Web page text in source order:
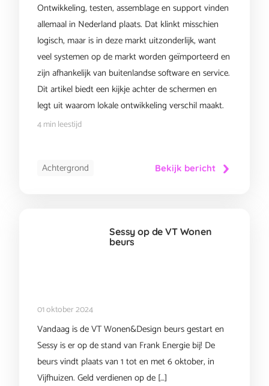
Ontwikkeling, testen, assemblage en support vinden
allemaal in Nederland plaats. Dat klinkt misschien
logisch, maar is in deze markt uitzonderlijk, want
veel systemen op de markt worden geïmporteerd en
zijn afhankelijk van buitenlandse software en service.
Dit artikel biedt een kijkje achter de schermen en
legt uit waarom lokale ontwikkeling verschil maakt.
4 min leestijd
Achtergrond Bekijk bericht
Sessy op de VT Wonen
beurs
01 oktober 2024
Vandaag is de VT Wonen&Design beurs gestart en
Sessy is er op de stand van Frank Energie bij! De
beurs vindt plaats van 1 tot en met 6 oktober, in
Vijfhuizen. Geld verdienen op de […]